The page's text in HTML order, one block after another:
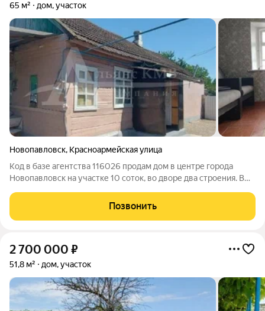
65 м² дом, участок
Новопавловск, Красноармейская улица
Код в базе агентства 116026 продам дом в центре города
Новопавловск на участке 10 соток, во дворе два строения. В
кухня и комната. Есть хозпостройки и подвал. межевание есть,
тех план новый.
Позвонить
2 700 000 ₽
51,8 м² дом, участок